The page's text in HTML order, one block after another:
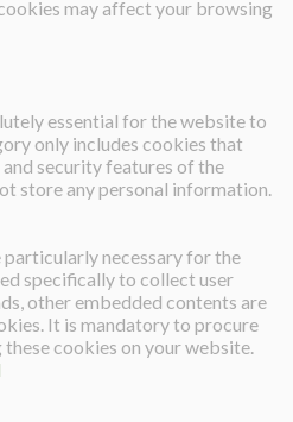
may affect your browsing
essential for the website to
only includes cookies that
security features of the
store any personal information.
necessary for the
specifically to collect user
other embedded contents are
It is mandatory to procure
cookies on your website.